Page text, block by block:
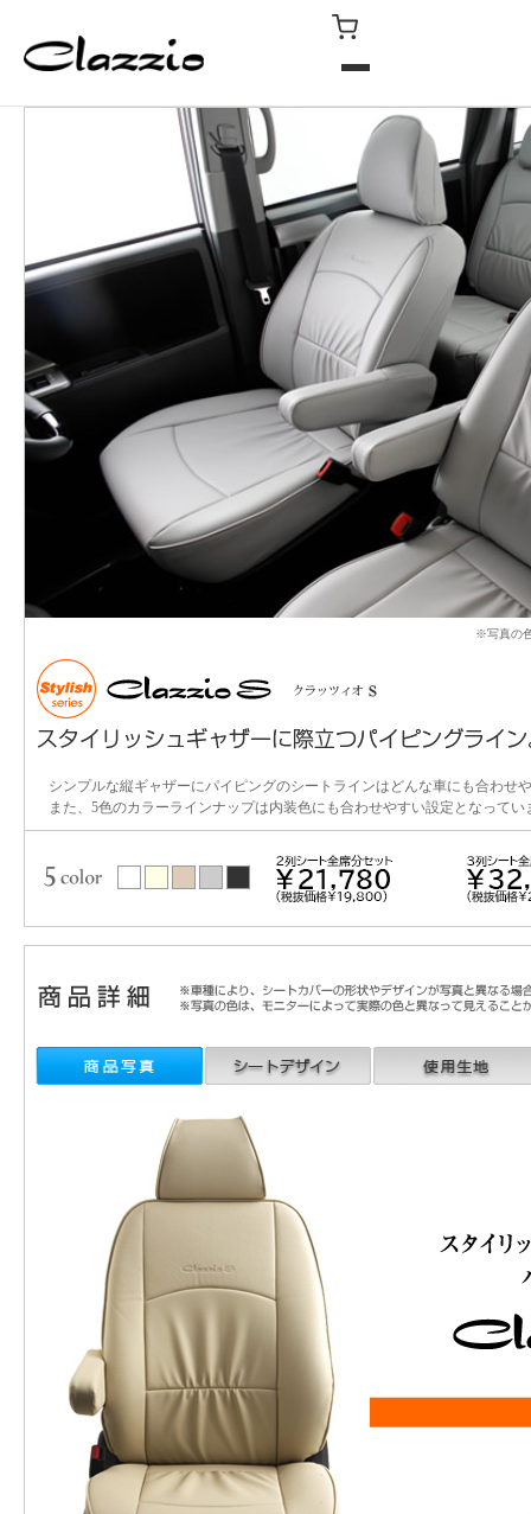
※写真の
シンプルな縦ギャザーにパイピングのシートラインはどんな車にも合わせ
また、5色のカラーラインナップは内装色にも合わせやすい設定となってい